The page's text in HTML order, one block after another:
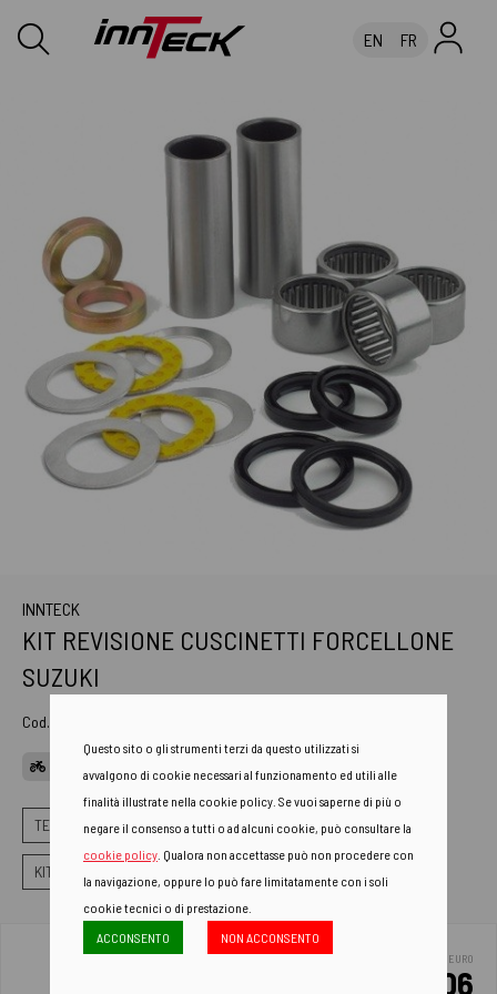
EN FR
INNTECK
KIT REVISIONE CUSCINETTI FORCELLONE
SUZUKI
Cod. Art.
TELAIO REVISIONE FORCELLONE LEVERAGGI STERZO
KIT CUSCINETTI FORCELLONE
EURO
83.06
Questo sito o gli strumenti terzi da questo utilizzati si
avvalgono di cookie necessari al funzionamento ed utili alle
finalità illustrate nella cookie policy. Se vuoi saperne di più o
negare il consenso a tutti o ad alcuni cookie, può consultare la
cookie policy . Qualora non accettasse può non procedere con
la navigazione, oppure lo può fare limitatamente con i soli
cookie tecnici o di prestazione.
ACCONSENTO
NON ACCONSENTO